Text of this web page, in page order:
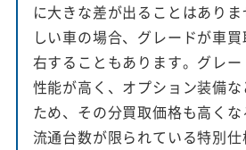
に大きな差が出ることはあり
しい車の場合、グレードが車
右することもあります。グレ
性能が高く、オプション装備
ため、その分買取価格も高くな
流通台数が限られている特別